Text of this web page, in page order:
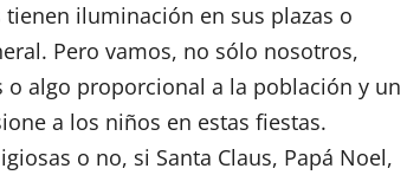
iluminación en sus plazas o
Pero vamos, no sólo nosotros,
o algo proporcional a la población y un
a los niños en estas fiestas.
o no, si Santa Claus, Papá Noel,